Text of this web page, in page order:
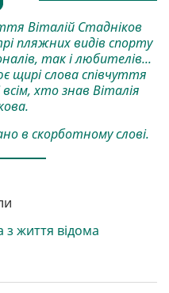
Віталій Стадніков
пляжних видів спорту
так і любителів...
щирі слова співчуття
хто знав Віталія
в скорботному слові.
життя відома